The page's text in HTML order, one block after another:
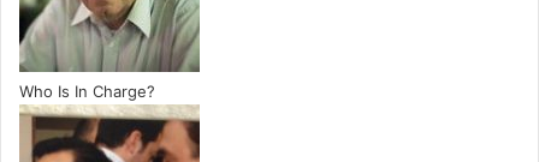
Who Is In Charge?